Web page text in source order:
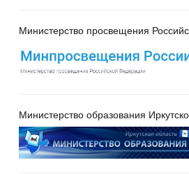
Министерство просвещения
Министерство образования